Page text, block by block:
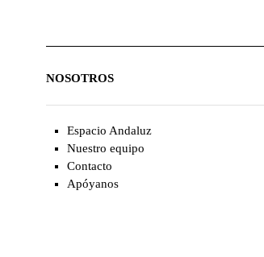
NOSOTROS
Espacio Andaluz
Nuestro equipo
Contacto
Apóyanos